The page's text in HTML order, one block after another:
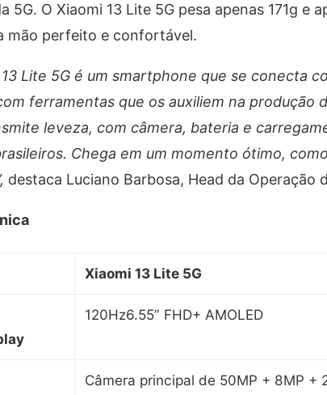
5G. O Xiaomi 13 Lite 5G pesa apenas 171g
mão perfeito e confortável.
Lite 5G é um smartphone que se conecta
ferramentas que os auxiliem na
leveza, com câmera, bateria e
Chega em um momento ótimo,
destaca Luciano Barbosa, Head da Operação
Xiaomi 13 Lite 5G
120Hz6.55” FHD+ AMOLED
Câmera principal de 50MP + 8MP +